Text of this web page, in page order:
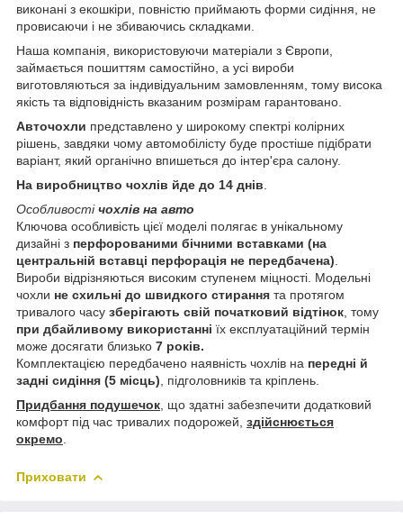
виконані з екошкіри, повністю приймають форми сидіння, не
провисаючи і не збиваючись складками.
Наша компанія, використовуючи матеріали з Європи,
займається пошиттям самостійно, а усі вироби
виготовляються за індивідуальним замовленням, тому висока
якість та відповідність вказаним розмірам гарантовано.
Авточохли представлено у широкому спектрі колірних
рішень, завдяки чому автомобілісту буде простіше підібрати
варіант, який органічно впишеться до інтер'єра салону.
На виробництво чохлів йде до 14 днів
Особливостічохлів на авто
Ключова особливість цієї моделі полягає в унікальному
дизайні з перфорованими бічними вставками (на
центральній вставці перфорація не передбачена)
Вироби відрізняються високим ступенем міцності. Модельні
чохли не схильні до швидкого стирання та протягом
тривалого часу зберігають свій початковий відтінок , тому
при дбайливому використанні їх експлуатаційний термін
може досягати близько 7 років.
Комплектацією передбачено наявність чохлів на передні й
задні сидіння (5 місць) , підголовників та кріплень.
Придбання подушечок , що здатні забезпечити додатковий
комфорт під час тривалих подорожей, здійснюється
окремо
Приховати